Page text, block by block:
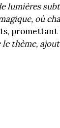
lumières
où
promettant
thème,